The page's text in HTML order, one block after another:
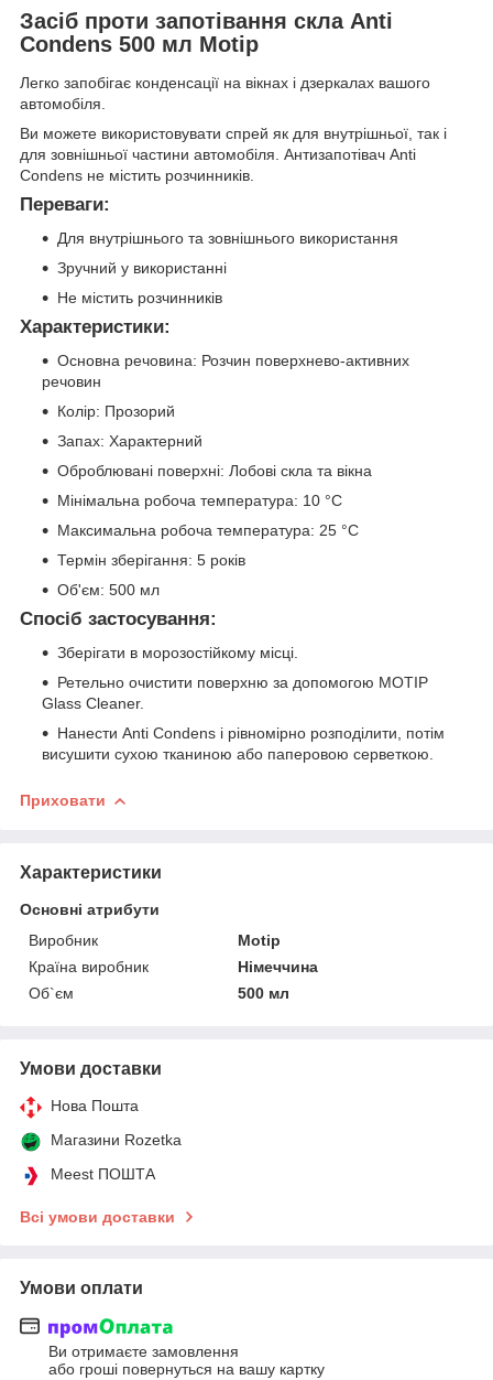
Засіб проти запотівання скла Anti
Condens 500 мл Motip
Легко запобігає конденсації на вікнах і дзеркалах вашого
автомобіля.
Ви можете використовувати спрей як для внутрішньої, так і
для зовнішньої частини автомобіля. Антизапотівач Anti
Condens не містить розчинників.
Переваги:
Для внутрішнього та зовнішнього використання
Зручний у використанні
Не містить розчинників
Характеристики:
Основна речовина: Розчин поверхнево-активних
речовин
Колір: Прозорий
Запах: Характерний
Оброблювані поверхні: Лобові скла та вікна
Мінімальна робоча температура: 10 °C
Максимальна робоча температура: 25 °C
Термін зберігання: 5 років
Об'єм: 500 мл
Спосіб застосування:
Зберігати в морозостійкому місці.
Ретельно очистити поверхню за допомогою MOTIP
Glass Cleaner.
Нанести Anti Condens і рівномірно розподілити, потім
висушити сухою тканиною або паперовою серветкою.
Приховати
Характеристики
Основні атрибути
Виробник
Motip
Країна виробник
Німеччина
Об`єм
500 мл
Умови доставки
Нова Пошта
Магазини Rozetka
Meest ПОШТА
Всі умови доставки
Умови оплати
Ви отримаєте замовлення
або гроші повернуться на вашу картку